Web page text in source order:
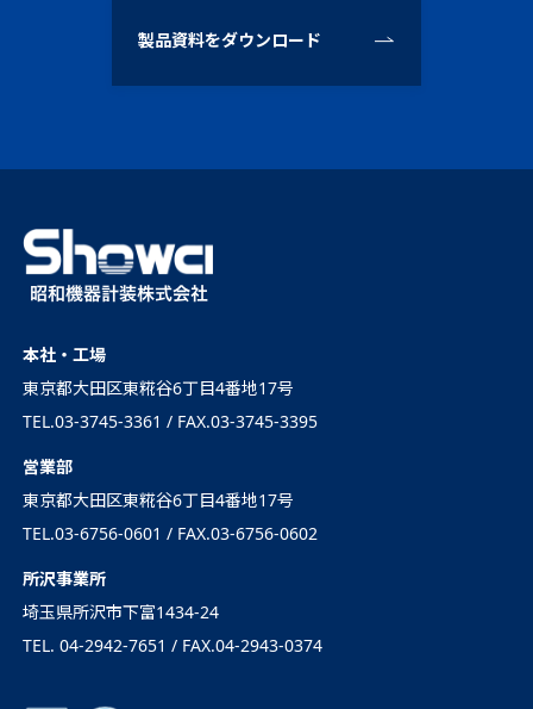
製品資料をダウンロード
本社・工場
東京都大田区東糀谷6丁目4番地17号
TEL.03-3745-3361 / FAX.03-3745-3395
営業部
東京都大田区東糀谷6丁目4番地17号
TEL.03-6756-0601 / FAX.03-6756-0602
所沢事業所
埼玉県所沢市下富1434-24
TEL. 04-2942-7651 / FAX.04-2943-0374